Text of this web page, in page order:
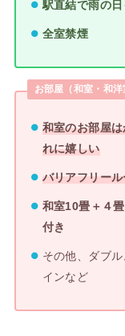
駅直結で雨の
全室禁煙
お部屋（和室・和洋
和室のお部屋
れに嬉しい
バリアフリー
和室10畳＋４
付き
その他、ダブ
インなど